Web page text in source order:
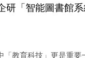
研「智能圖書館
「教育科技」更是重